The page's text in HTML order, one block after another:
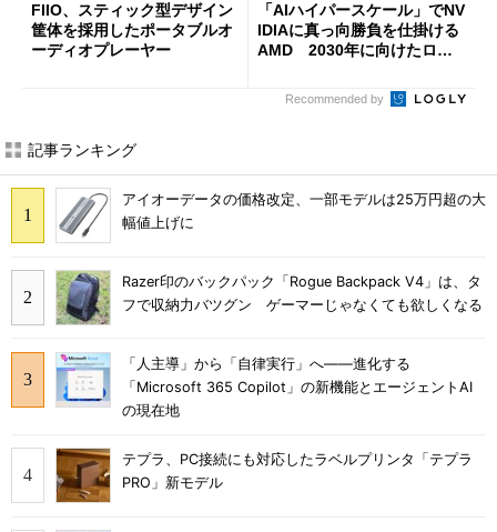
FIIO、スティック型デザイン
筐体を採用したポータブルオ
ーディオプレーヤー
「AIハイパースケール」でNV
IDIAに真っ向勝負を仕掛ける
AMD 2030年に向けたロー
Recommended by
記事ランキング
アイオーデータの価格改定、一部モデルは25万円超の大
幅値上げに
Razer印のバックパック「Rogue Backpack V4」は、タ
フで収納力バツグン ゲーマーじゃなくても欲しくなる
「人主導」から「自律実行」へ――進化する
「Microsoft 365 Copilot」の新機能とエージェントAI
の現在地
テプラ、PC接続にも対応したラベルプリンタ「テプラ
PRO」新モデル